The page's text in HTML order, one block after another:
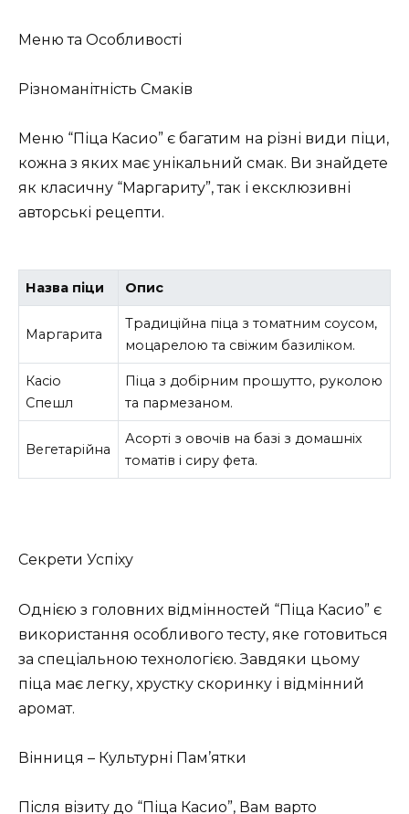
Меню та Особливості
Різноманітність Смаків
Меню “Піца Касио” є багатим на різні види піци,
кожна з яких має унікальний смак. Ви знайдете
як класичну “Маргариту”, так і ексклюзивні
авторські рецепти.
Назва піци Опис
Маргарита
Традиційна піца з томатним соусом,
моцарелою та свіжим базиліком.
Касіо
Спешл
Піца з добірним прошутто, руколою
та пармезаном.
Вегетарійна
Асорті з овочів на базі з домашніх
томатів і сиру фета.
Секрети Успіху
Однією з головних відмінностей “Піца Касио” є
використання особливого тесту, яке готовиться
за спеціальною технологією. Завдяки цьому
піца має легку, хрустку скоринку і відмінний
аромат.
Вінниця – Культурні Пам’ятки
Після візиту до “Піца Касио”, Вам варто